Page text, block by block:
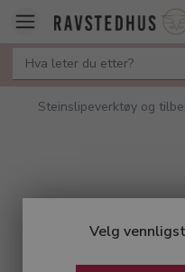
Velg
Steinslipeverktøy og